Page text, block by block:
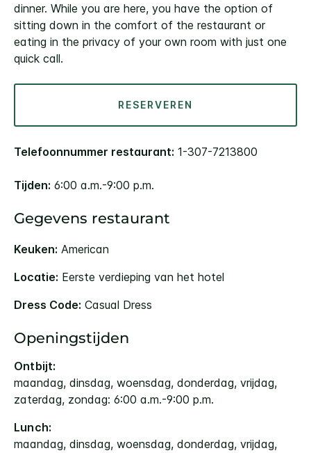
dinner. While you are here, you have the option of
sitting down in the comfort of the restaurant or
eating in the privacy of your own room with just one
quick call.
RESERVEREN
Telefoonnummer restaurant: 1-307-7213800
Tijden: 6:00 a.m.-9:00 p.m.
Gegevens restaurant
Keuken: American
Locatie: Eerste verdieping van het hotel
Dress Code: Casual Dress
Openingstijden
Ontbijt:
maandag, dinsdag, woensdag, donderdag, vrijdag,
zaterdag, zondag: 6:00 a.m.-9:00 p.m.
Lunch:
maandag, dinsdag, woensdag, donderdag, vrijdag,